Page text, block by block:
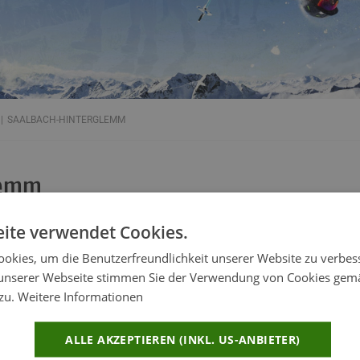
SAALBACH-HINTERGLEMM
modernsten Liftanlagen ist die Skiregion ideal für einen
km langen Wanderwege und Bikerouten bieten die
entlang der Wander- und Bikewege bieten zudem regionale
im Salzburger Land
verwendet Cookies.
um die Benutzerfreundlichkeit unserer Website zu
Webseite stimmen Sie der Verwendung von Cookies
Weitere Informationen
ALLE AKZEPTIEREN (INKL. US-ANBIETER)